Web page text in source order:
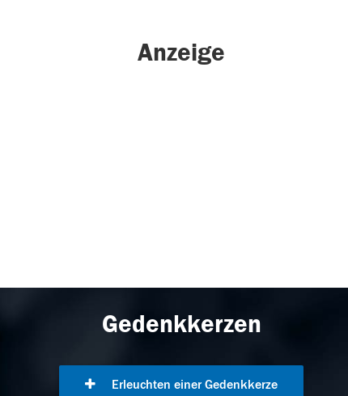
Anzeige
Gedenkkerzen
Erleuchten einer Gedenkkerze